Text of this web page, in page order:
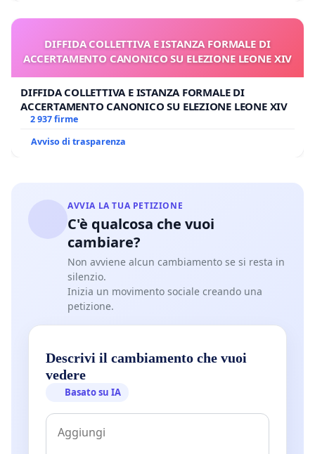
DIFFIDA COLLETTIVA E ISTANZA FORMALE DI
ACCERTAMENTO CANONICO SU ELEZIONE LEONE XIV
DIFFIDA COLLETTIVA E ISTANZA FORMALE DI
ACCERTAMENTO CANONICO SU ELEZIONE LEONE XIV
2 937 firme
Avviso di trasparenza
AVVIA LA TUA PETIZIONE
C'è qualcosa che vuoi
cambiare?
Non avviene alcun cambiamento se si resta in
silenzio.
Inizia un movimento sociale creando una
petizione.
Descrivi il cambiamento che vuoi
vedere
Basato su IA